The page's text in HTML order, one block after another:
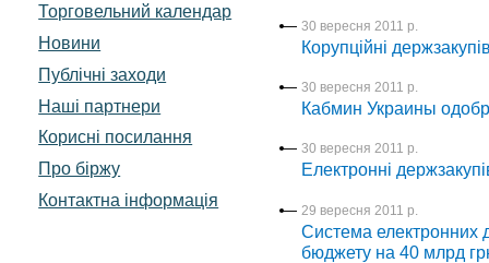
Торговельний календар
Новини
Публічні заходи
Наші партнери
Корисні посилання
Про біржу
Контактна інформація
30 вересня 2011 р.
Корупційні
30 вересня 2011 р.
Кабмин Украины
30 вересня 2011 р.
Електронні
29 вересня 2011 р.
Система електронних
бюджету на 40 млрд